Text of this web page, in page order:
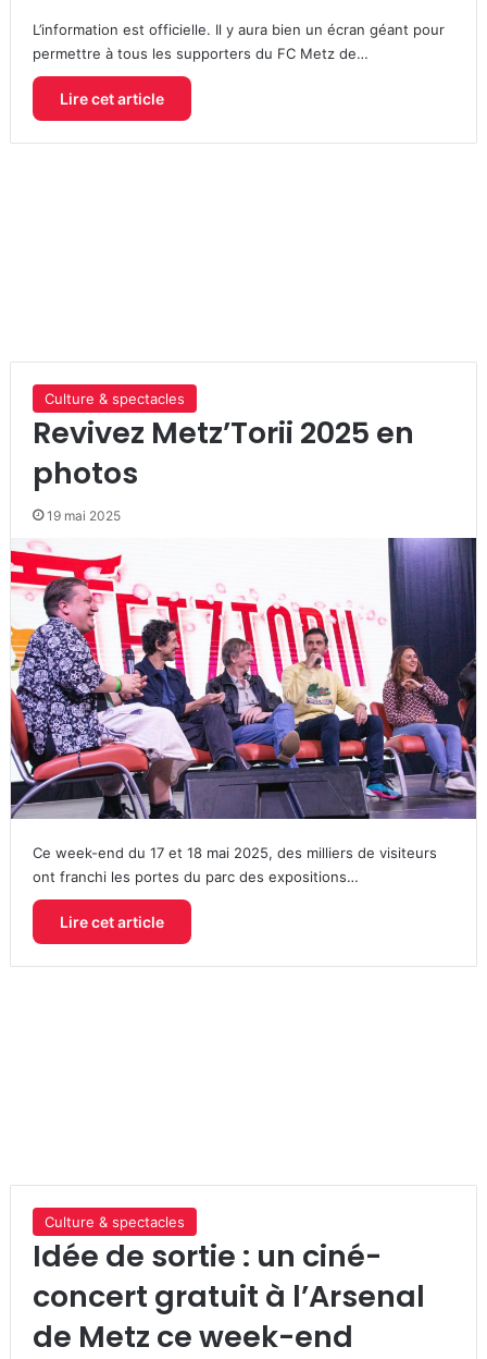
L’information est officielle. Il y aura bien un écran géant pour
permettre à tous les supporters du FC Metz de…
Lire cet article
Culture & spectacles
Revivez Metz’Torii 2025 en
photos
19 mai 2025
Ce week-end du 17 et 18 mai 2025, des milliers de visiteurs
ont franchi les portes du parc des expositions…
Lire cet article
Culture & spectacles
Idée de sortie : un ciné-
concert gratuit à l’Arsenal
de Metz ce week-end